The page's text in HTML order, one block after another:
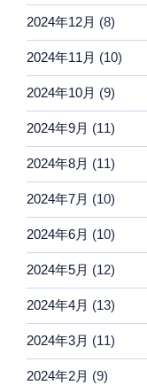
2024年12月 (8)
2024年11月 (10)
2024年10月 (9)
2024年9月 (11)
2024年8月 (11)
2024年7月 (10)
2024年6月 (10)
2024年5月 (12)
2024年4月 (13)
2024年3月 (11)
2024年2月 (9)